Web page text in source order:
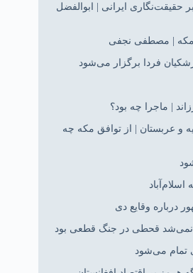
حقیقت‌نگاری ایرانی | ابوالفضل
مکه | مصطفی نجفی
فردا برگزار می‌شود
| ماجرا چه بود؟
و عربستان | از توافق مکه چه
اسلام‌آباد
درباره وقایع دی
نمی‌شد قحطی در جنگ قطعی بود
تمام می‌شود